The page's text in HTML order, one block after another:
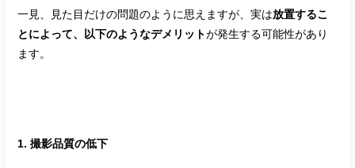
一見、見た目だけの問題のように思えますが、実は放置するこ
とによって、以下のようなデメリットが発生する可能性があり
ます。
1. 撮影品質の低下